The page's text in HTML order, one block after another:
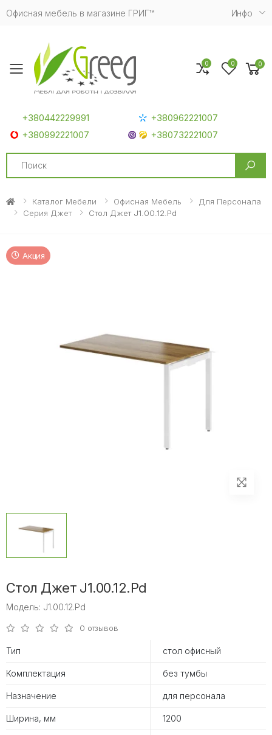
Офисная мебель в магазине ГРИГ™ Инфо
Toggle mobile menu
+380442229991
+380962221007
+380992221007
+380732221007
Search
0 0 0
Каталог Мебели Офисная Мебель
Для Персонала
Серия Джет
Стол Джет J1.00.12.Pd
Акция
Стол Джет J1.00.12.Pd
Модель: J1.00.12.Pd
0 отзывов
Тип стол офисный
Комплектация без тумбы
Назначение для персонала
Ширина, мм 1200